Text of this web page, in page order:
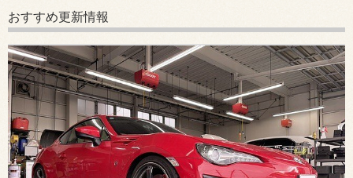
おすすめ更新情報